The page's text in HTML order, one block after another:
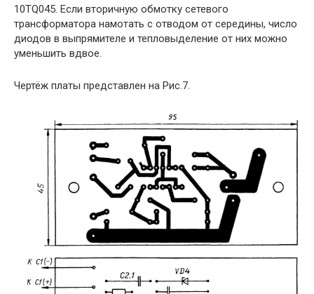
10TQ045. Если вторичную обмотку сетевого
трансформатора намотать с отводом от середины, число
диодов в выпрямителе и тепловыделение от них можно
уменьшить вдвое.
Чертёж платы представлен на Рис.7.